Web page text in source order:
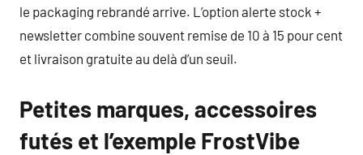
le packaging rebrandé arrive. L’option alerte stock +
newsletter combine souvent remise de 10 à 15 pour cent
et livraison gratuite au delà d’un seuil.
Petites marques, accessoires
futés et l’exemple FrostVibe